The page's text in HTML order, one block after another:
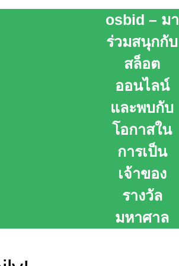
osbid – มา
ร่วมสนุกกับ
สล็อต
ออนไลน์
และพบกับ
โอกาสใน
การเป็น
เจ้าของ
รางวัล
มหาศาล